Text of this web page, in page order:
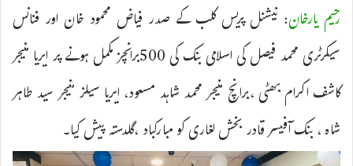
رحیم یارخان: نیشنل پریس کلب کے صدر فیاض محمود خان اور فنانس
سیکرٹری محمد فیصل کی اسلامی بنک کی 500برانچز مکمل ہونے پر ایریا منیجر
کاشف اکرام بھٹی ،برانچ منیجر محمد شاہد مسعود، ایریا سیلز منیجر سید طاہر
شاہ ، بنک آفیسر قادر بخش لغاری کو مبارکباد ،گلدستہ پیش کیا۔